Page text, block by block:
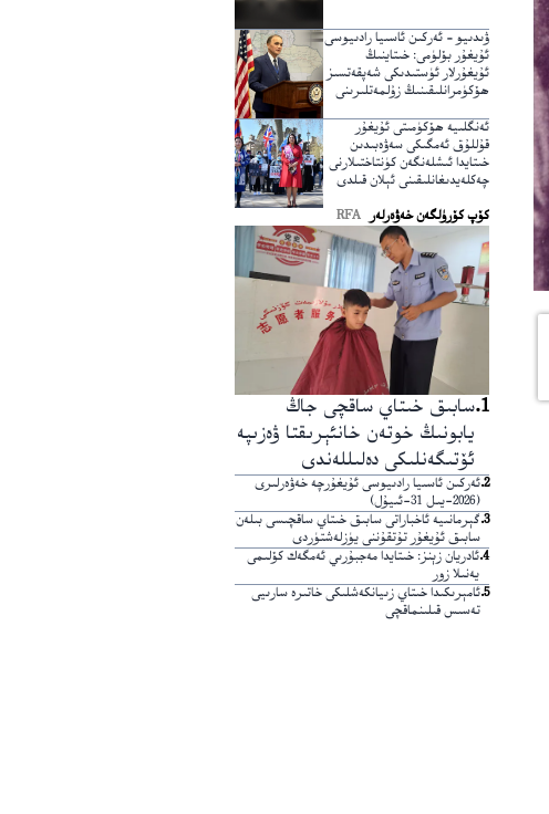
ۋىدىيو – ئەركىن ئاسىيا رادىيوسى
ئۇيغۇر بۆلۈمى: خىتاينىڭ
ئۇيغۇرلار ئۈستىدىكى شەپقەتسىز
ھۆكۈمرانلىقىنىڭ زۇلمەتلىرىنى
ئەنگلىيە ھۆكۈمىتى ئۇيغۇر
قۇللۇق ئەمگىكى سەۋەبىدىن
خىتايدا ئىشلەنگەن كۈنتاختىلارنى
چەكلەيدىغانلىقىنى ئېلان قىلدى
كۆپ كۆرۈلگەن خەۋەرلەر
RFA
1
.سابىق خىتاي ساقچى جاڭ
يابونىڭ خوتەن خانئېرىقتا ۋەزىپە
ئۆتىگەنلىكى دەلىللەندى
2
.ئەركىن ئاسىيا رادىيوسى ئۇيغۇرچە خەۋەرلىرى
(2026-يىل 31-ئىيۇل)
3
.گېرمانىيە ئاخباراتى سابىق خىتاي ساقچىسى بىلەن
سابىق ئۇيغۇر تۇتقۇننى يۈزلەشتۈردى
4
.ئادريان زېنز: خىتايدا مەجبۇرىي ئەمگەك كۆلىمى
يەنىلا زور
5
.ئامېرىكىدا خىتاي زىيانكەشلىكى خاتىرە سارىيى
تەسىس قىلىنماقچى